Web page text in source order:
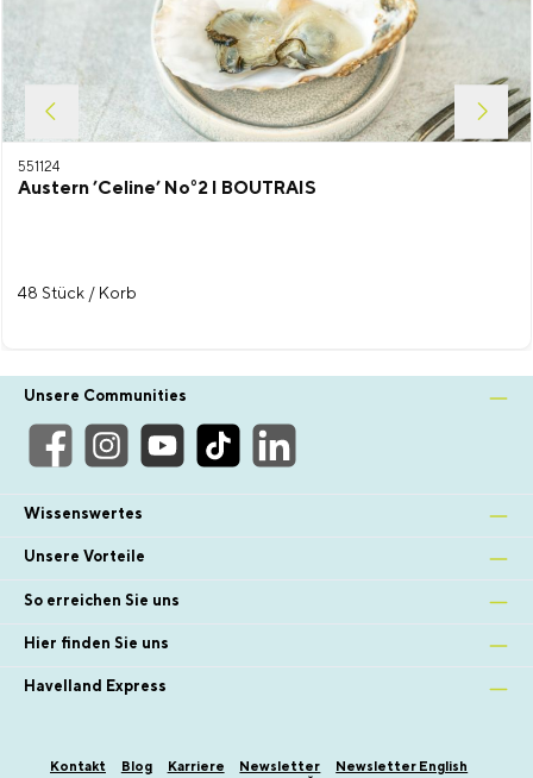
551124
Austern ’Celine’ No°2 I BOUTRAIS
48 Stück / Korb
Unsere Communities
Wissenswertes
Unsere Vorteile
So erreichen Sie uns
Hier finden Sie uns
Havelland Express
Kontakt Blog Karriere Newsletter
Newsletter English